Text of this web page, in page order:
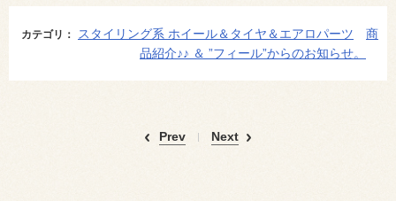
カテゴリ： スタイリング系 ホイール＆タイヤ＆エアロパーツ
商
品紹介♪♪ ＆ ”フィール”からのお知らせ。
Prev Next